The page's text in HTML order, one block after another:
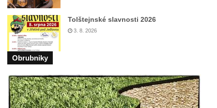
Sousoší Kalvárie před klášterem
dominikánů u Piaristického náměstí v
Českých Budějovicích
Socha svatého Václava u pramene v
Semilech
Pamětní deska Tomáše Garrigue Masaryka
na radnici v Českých Budějovicích
Pamětní deska na biskupské rezidenci v
Tolštejnské slavnosti 2026
3. 8. 2026
Obrubniky